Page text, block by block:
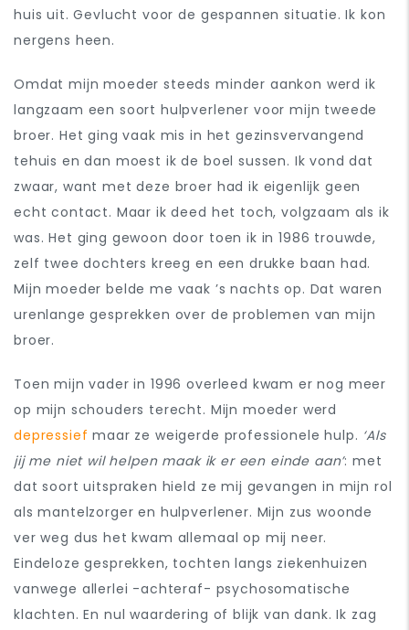
huis uit. Gevlucht voor de gespannen situatie. Ik kon
nergens heen.
Omdat mijn moeder steeds minder aankon werd ik
langzaam een soort hulpverlener voor mijn tweede
broer. Het ging vaak mis in het gezinsvervangend
tehuis en dan moest ik de boel sussen. Ik vond dat
zwaar, want met deze broer had ik eigenlijk geen
echt contact. Maar ik deed het toch, volgzaam als ik
was. Het ging gewoon door toen ik in 1986 trouwde,
zelf twee dochters kreeg en een drukke baan had.
Mijn moeder belde me vaak ’s nachts op. Dat waren
urenlange gesprekken over de problemen van mijn
broer.
Toen mijn vader in 1996 overleed kwam er nog meer
op mijn schouders terecht. Mijn moeder werd
depressief maar ze weigerde professionele hulp. ‘Als
jij me niet wil helpen maak ik er een einde aan’: met
dat soort uitspraken hield ze mij gevangen in mijn rol
als mantelzorger en hulpverlener. Mijn zus woonde
ver weg dus het kwam allemaal op mij neer.
Eindeloze gesprekken, tochten langs ziekenhuizen
vanwege allerlei -achteraf- psychosomatische
klachten. En nul waardering of blijk van dank. Ik zag